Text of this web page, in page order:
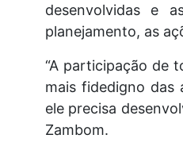
desenvolvidas e
planejamento, as
“A participação de
mais fidedigno das
ele precisa
Zambom.